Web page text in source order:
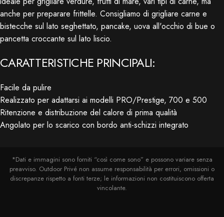
anche per preparare frittelle. Consigliamo di grigliare carne e
bistecche sul lato seghettato, pancake, uova all'occhio di bue o
pancetta croccante sul lato liscio.
CARATTERISTICHE PRINCIPALI:
Facile da pulire
Realizzato per adattarsi ai modelli PRO/Prestige, 700 e 500
Ritenzione e distribuzione del calore di prima qualità
Angolato per lo scarico con bordo anti-schizzi integrato
*Dati e immagini sono forniti “così come sono” e possono variare senza
preavviso. Outdoor Privé non assume responsabilità per errori, omissioni o
discrepanze rispetto a fonti terze; le informazioni non costituiscono offerta
vincolante.